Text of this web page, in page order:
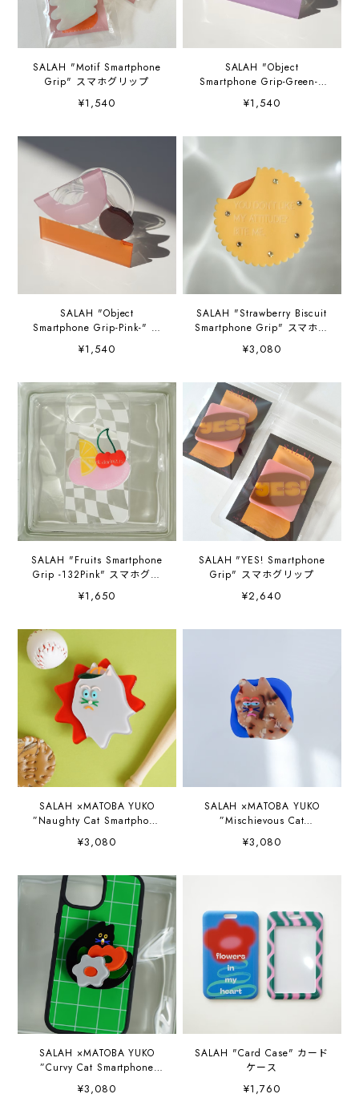
SALAH "Motif Smartphone
Grip" スマホグリップ
¥1,540
SALAH "Object
Smartphone Grip-Green-"
スマホグリップ
¥1,540
SALAH "Object
Smartphone Grip-Pink-" ス
マホグリップ
¥1,540
SALAH "Strawberry Biscuit
Smartphone Grip" スマホグ
リップ
¥3,080
SALAH "Fruits Smartphone
Grip -132Pink" スマホグリ
ップ
¥1,650
SALAH "YES! Smartphone
Grip" スマホグリップ
¥2,640
SALAH ×MATOBA YUKO
”Naughty Cat Smartphone
Grip” スマホグリップ
¥3,080
SALAH ×MATOBA YUKO
”Mischievous Cat
Smartphone Grip” スマホグ
リップ
¥3,080
SALAH ×MATOBA YUKO
”Curvy Cat Smartphone
Grip” スマホグリップ
¥3,080
SALAH "Card Case" カード
ケース
¥1,760